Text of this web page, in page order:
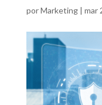
porMarketing| mar